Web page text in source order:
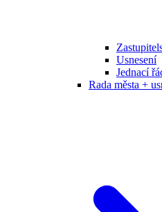
Usnesení
Jednací
Rada města +